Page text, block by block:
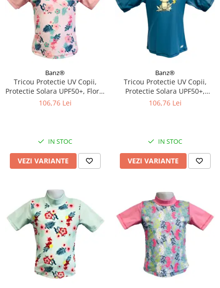
Banz®
Tricou Protectie UV Copii,
Protectie Solara UPF50+, Floral
Pink, Diverse marimi
106,76 Lei
IN STOC
VEZI VARIANTE
Banz®
Tricou Protectie UV Copii,
Protectie Solara UPF50+,
Petrol Jungle, Diverse marimi
106,76 Lei
IN STOC
VEZI VARIANTE